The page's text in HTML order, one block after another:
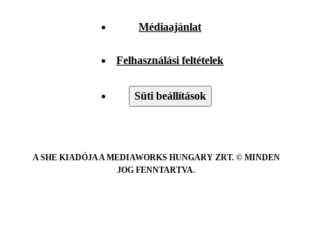
Médiaajánlat
Felhasználási feltételek
Süti beállítások
A SHE KIADÓJA A MEDIAWORKS HUNGARY ZRT. © MINDEN
JOG FENNTARTVA.